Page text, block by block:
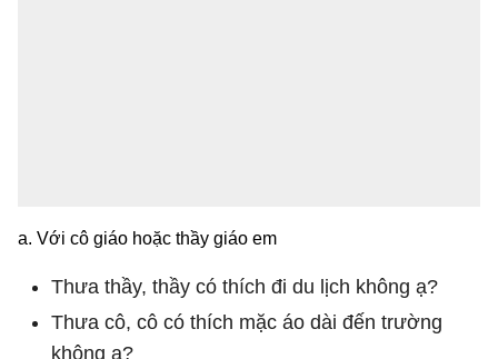
a. Với cô giáo hoặc thầy giáo em
Thưa thầy, thầy có thích đi du lịch không ạ?
Thưa cô, cô có thích mặc áo dài đến trường
không ạ?